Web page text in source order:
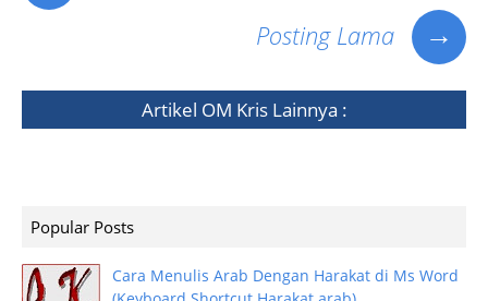
Posting Lama
→
Artikel OM KrisLainnya :
Popular Posts
Cara Menulis Arab Dengan Harakat di Ms Word